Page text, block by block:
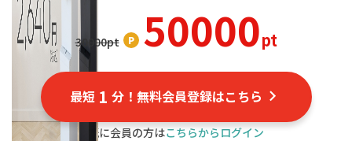
30000pt 50000pt
最短 1 分！無料会員登録はこちら
既に会員の方はこちらからログイン